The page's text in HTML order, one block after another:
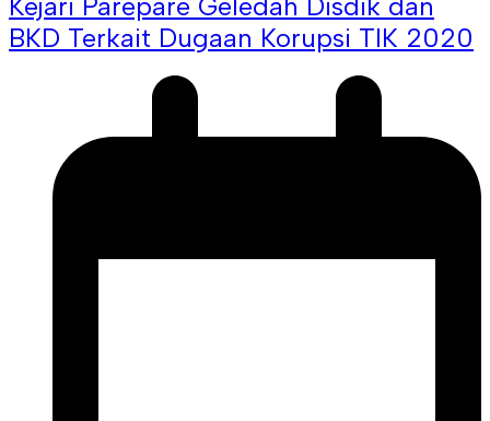
BKD Terkait Dugaan Korupsi TIK 2020